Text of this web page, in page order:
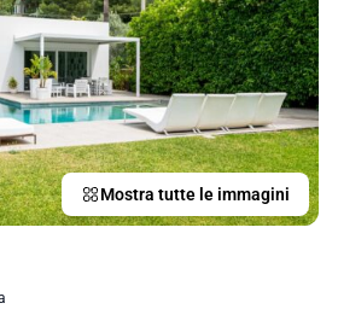
Mostra tutte le immagini